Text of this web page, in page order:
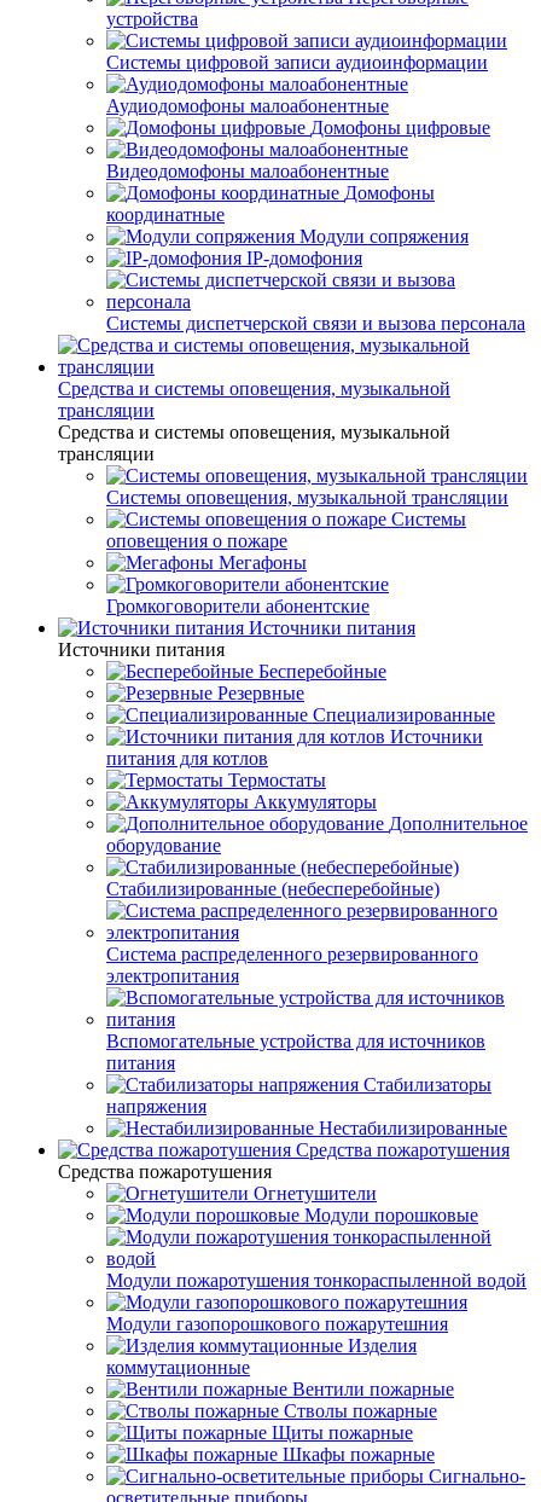
устройства
Системы цифровой записи аудиоинформации
Аудиодомофоны малоабонентные
Домофоны цифровые
Видеодомофоны малоабонентные
Домофоны
координатные
Модули сопряжения
IP-домофония
Системы диспетчерской связи и вызова персонала
Средства и системы оповещения, музыкальной
трансляции
Средства и системы оповещения, музыкальной
трансляции
Системы оповещения, музыкальной трансляции
Системы
оповещения о пожаре
Мегафоны
Громкоговорители абонентские
Источники питания
Источники питания
Бесперебойные
Резервные
Специализированные
Источники
питания для котлов
Термостаты
Аккумуляторы
Дополнительное
оборудование
Стабилизированные (небесперебойные)
Система распределенного резервированного
электропитания
Вспомогательные устройства для источников
питания
Стабилизаторы
напряжения
Нестабилизированные
Средства пожаротушения
Средства пожаротушения
Огнетушители
Модули порошковые
Модули пожаротушения тонкораспыленной водой
Модули газопорошкового пожарутешния
Изделия
коммутационные
Вентили пожарные
Стволы пожарные
Щиты пожарные
Шкафы пожарные
Сигнально-
осветительные приборы